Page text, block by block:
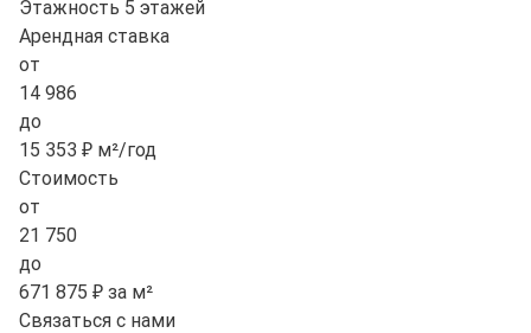
Этажность 5 этажей
Арендная ставка
от
14 986
до
15 353 ₽ м²/год
Стоимость
от
21 750
до
671 875 ₽ за м²
Связаться с нами